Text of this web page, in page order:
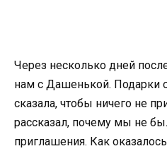
Через несколько дней
нам с Дашенькой. Подарки
сказала, чтобы ничего не
рассказал, почему мы не
приглашения. Как